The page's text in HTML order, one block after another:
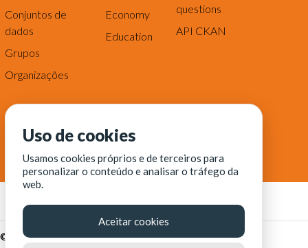
Conjuntos de
dados
Grupos
Organizações
Economy
Education
questions
API CKAN
© Fortaleza Digital || CITINOVA - Fundação de Ciência,
Uso de cookies
Usamos cookies próprios e de terceiros para
personalizar o conteúdo e analisar o tráfego da
web.
Aceitar cookies